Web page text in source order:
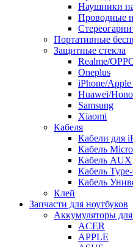
Наушники
Проводные
Портативные
Защитные стекла
Realme/
Oneplus
iPhone/Apple
Huawei/
Samsung
Xiaomi
Кабеля
Кабели для
Кабель
Кабель AUX
Кабель
Кабель
Клей
Запчасти для ноутбуков
Аккумуляторы для
ACER
APPLE